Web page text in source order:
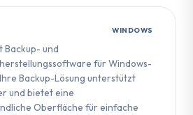
WINDOWS
Backup- und
für Windows-
Backup-Lösung unterstützt
und bietet eine
Oberfläche für einfache